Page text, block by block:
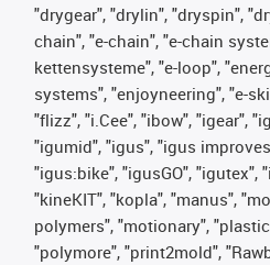
"drygear", "drylin", "dryspin",
chain", "e-chain", "e-chain
kettensysteme", "e-loop",
systems", "enjoyneering", "e-
"flizz", "i.Cee", "ibow", "igear",
"igumid", "igus", "igus
"igus:bike", "igusGO", "igutex",
"kineKIT", "kopla", "manus",
polymers", "motionary",
"polymore", "print2mold",